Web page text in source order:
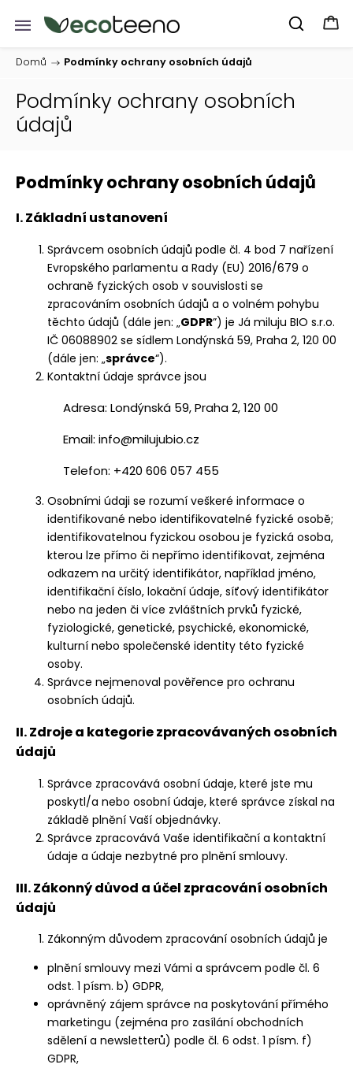
Domů / Podmínky ochrany osobních údajů
Podmínky ochrany osobních
údajů
Podmínky ochrany osobních údajů
I. Základní ustanovení
Správcem osobních údajů podle čl. 4 bod 7 nařízení
Evropského parlamentu a Rady (EU) 2016/679 o
ochraně fyzických osob v souvislosti se
zpracováním osobních údajů a o volném pohybu
těchto údajů (dále jen: „GDPR”) je Já miluju BIO s.r.o.
IČ 06088902 se sídlem Londýnská 59, Praha 2, 120 00
(dále jen: „správce“).
Kontaktní údaje správce jsou
Adresa: Londýnská 59, Praha 2, 120 00
Email: info@milujubio.cz
Telefon: +420 606 057 455
Osobními údaji se rozumí veškeré informace o
identifikované nebo identifikovatelné fyzické osobě;
identifikovatelnou fyzickou osobou je fyzická osoba,
kterou lze přímo či nepřímo identifikovat, zejména
odkazem na určitý identifikátor, například jméno,
identifikační číslo, lokační údaje, síťový identifikátor
nebo na jeden či více zvláštních prvků fyzické,
fyziologické, genetické, psychické, ekonomické,
kulturní nebo společenské identity této fyzické
osoby.
Správce nejmenoval pověřence pro ochranu
osobních údajů.
II. Zdroje a kategorie zpracovávaných osobních
údajů
Správce zpracovává osobní údaje, které jste mu
poskytl/a nebo osobní údaje, které správce získal na
základě plnění Vaší objednávky.
Správce zpracovává Vaše identifikační a kontaktní
údaje a údaje nezbytné pro plnění smlouvy.
III. Zákonný důvod a účel zpracování osobních
údajů
Zákonným důvodem zpracování osobních údajů je
plnění smlouvy mezi Vámi a správcem podle čl. 6
odst. 1 písm. b) GDPR,
oprávněný zájem správce na poskytování přímého
marketingu (zejména pro zasílání obchodních
sdělení a newsletterů) podle čl. 6 odst. 1 písm. f)
GDPR,